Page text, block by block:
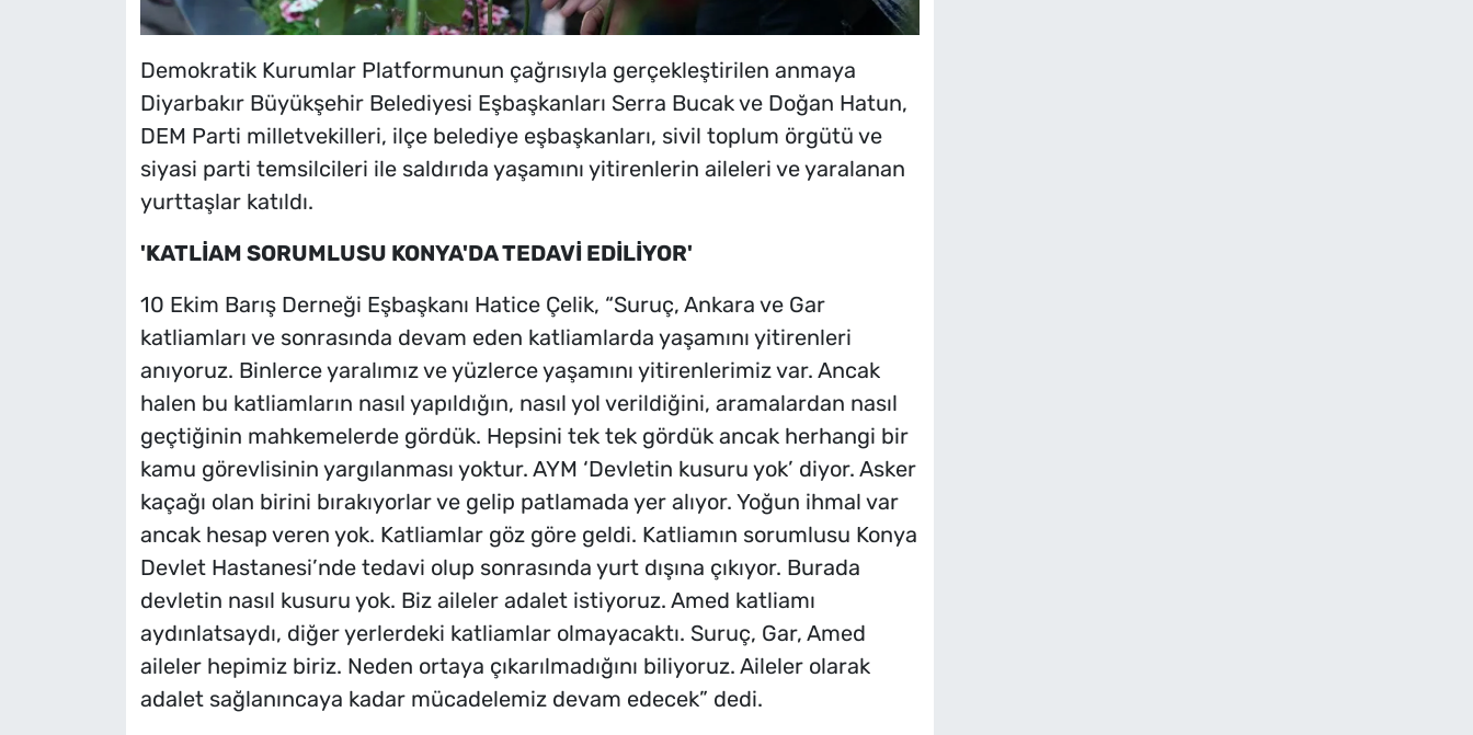
Demokratik Kurumlar Platformunun çağrısıyla gerçekleştirilen anmaya
Diyarbakır Büyükşehir Belediyesi Eşbaşkanları Serra Bucak ve Doğan Hatun,
DEM Parti milletvekilleri, ilçe belediye eşbaşkanları, sivil toplum örgütü ve
siyasi parti temsilcileri ile saldırıda yaşamını yitirenlerin aileleri ve yaralanan
yurttaşlar katıldı.
'KATLİAM SORUMLUSU KONYA'DA TEDAVİ EDİLİYOR'
10 Ekim Barış Derneği Eşbaşkanı Hatice Çelik, “Suruç, Ankara ve Gar
katliamları ve sonrasında devam eden katliamlarda yaşamını yitirenleri
anıyoruz. Binlerce yaralımız ve yüzlerce yaşamını yitirenlerimiz var. Ancak
halen bu katliamların nasıl yapıldığın, nasıl yol verildiğini, aramalardan nasıl
geçtiğinin mahkemelerde gördük. Hepsini tek tek gördük ancak herhangi bir
kamu görevlisinin yargılanması yoktur. AYM ‘Devletin kusuru yok’ diyor. Asker
kaçağı olan birini bırakıyorlar ve gelip patlamada yer alıyor. Yoğun ihmal var
ancak hesap veren yok. Katliamlar göz göre geldi. Katliamın sorumlusu Konya
Devlet Hastanesi’nde tedavi olup sonrasında yurt dışına çıkıyor. Burada
devletin nasıl kusuru yok. Biz aileler adalet istiyoruz. Amed katliamı
aydınlatsaydı, diğer yerlerdeki katliamlar olmayacaktı. Suruç, Gar, Amed
aileler hepimiz biriz. Neden ortaya çıkarılmadığını biliyoruz. Aileler olarak
adalet sağlanıncaya kadar mücadelemiz devam edecek” dedi.